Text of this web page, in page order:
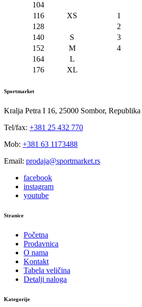
104
116
XS
1
128
2
140
S
3
152
M
4
164
L
176
XL
Sportmarket
Kralja Petra I 16, 25000 Sombor, Republika
Tel/fax: +381 25 432 770
Mob: +381 63 1173488
Email: prodaja@sportmarket.rs
facebook
instagram
youtube
Stranice
Početna
Prodavnica
O nama
Kontakt
Tabela veličina
Detalji naloga
Kategorije